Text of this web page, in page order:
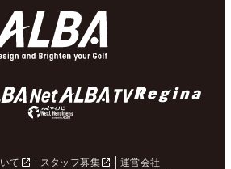
て スタッフ募集
運営会社